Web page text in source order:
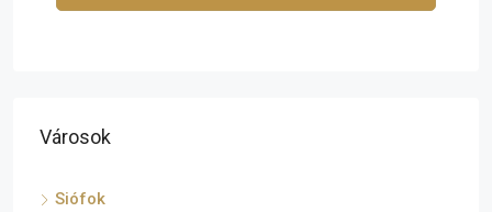
Városok
Siófok